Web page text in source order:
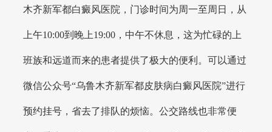
木齐新军都白癜风医院，门诊时间为周一至周日，从
上午10:00到晚上19:00，中午不休息，这为忙碌的上
班族和远道而来的患者提供了极大的便利。可以通过
微信公众号“乌鲁木齐新军都皮肤病白癜风医院”进行
预约挂号，省去了排队的烦恼。公交路线也非常便